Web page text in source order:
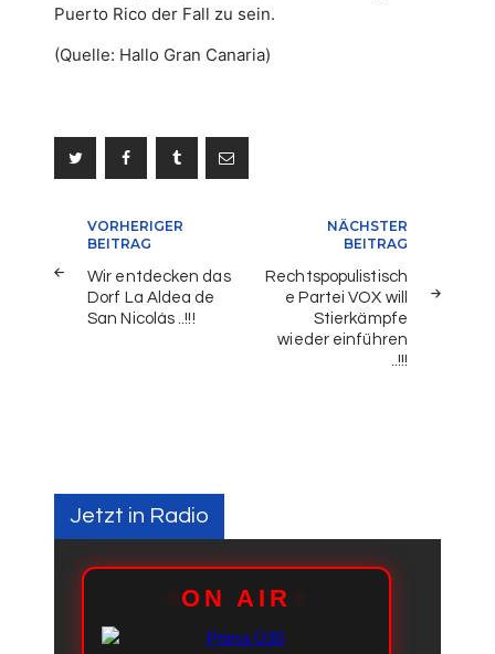
Puerto Rico der Fall zu sein.
(Quelle: Hallo Gran Canaria)
Beitragsnavigation
VORHERIGER
BEITRAG
Wir entdecken das
Dorf La Aldea de
San Nicolás ..!!!
NÄCHSTER
BEITRAG
Rechtspopulistisch
e Partei VOX will
Stierkämpfe
wieder einführen
..!!!
Jetzt in Radio